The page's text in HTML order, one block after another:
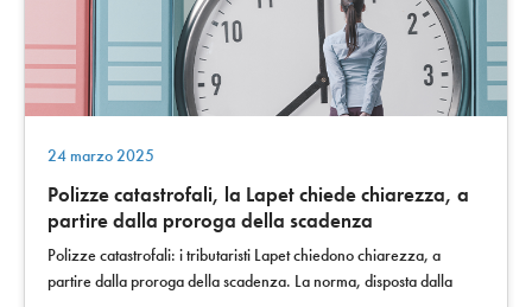
24 marzo 2025
Polizze catastrofali, la Lapet chiede chiarezza, a
partire dalla proroga della scadenza
Polizze catastrofali: i tributaristi Lapet chiedono chiarezza, a
partire dalla proroga della scadenza. La norma, disposta dalla